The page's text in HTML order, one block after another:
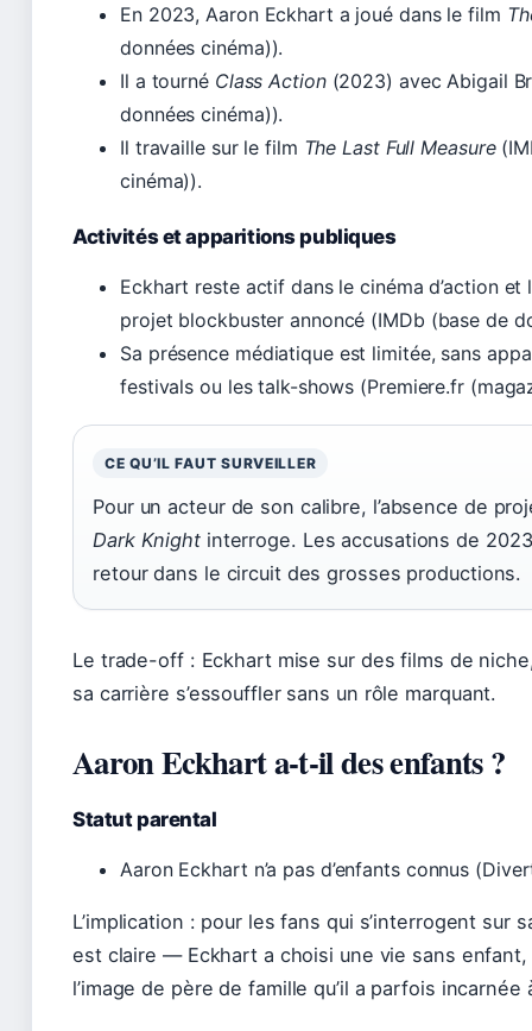
En 2023, Aaron Eckhart a joué dans le film
données cinéma)).
Il a tourné Class Action(2023) avec Abigail
données cinéma)).
Il travaille sur le film The Last Full Measure
cinéma)).
Activités et apparitions publiques
Eckhart reste actif dans le cinéma d’action et
projet blockbuster annoncé (IMDb (base de
Sa présence médiatique est limitée, sans
festivals ou les talk-shows (Premiere.fr
CE QU’IL FAUT SURVEILLER
Pour un acteur de son calibre, l’absence de
Dark Knightinterroge. Les accusations de
retour dans le circuit des grosses productions.
Le trade-off : Eckhart mise sur des films de
sa carrière s’essouffler sans un rôle marquant.
Aaron Eckhart a-t-il des enfants ?
Statut parental
Aaron Eckhart n’a pas d’enfants connus
L’implication : pour les fans qui s’interrogent sur
est claire — Eckhart a choisi une vie sans
l’image de père de famille qu’il a parfois incarnée